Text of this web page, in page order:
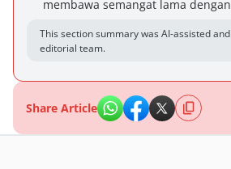
membawa semangat lama
This section summary was AI-assisted
editorial team.
Share Article